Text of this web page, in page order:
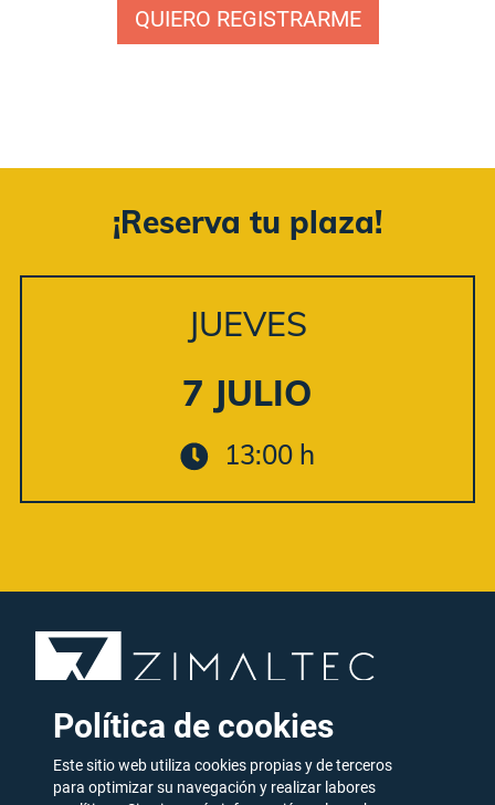
QUIERO REGISTRARME
¡Reserva tu plaza!
JUEVES
7 JULIO
13:00 h
Política de cookies
Este sitio web utiliza cookies propias y de terceros
para optimizar su navegación y realizar labores